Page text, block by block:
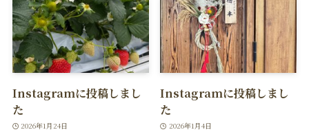
Instagramに投稿しまし
た
2026年1月24日
Instagramに投稿しまし
た
2026年1月4日